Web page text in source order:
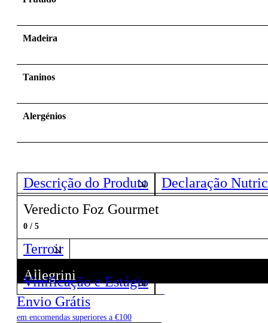
Madeira
Taninos
Alergénios
Descrição do Produto
Declaração
Veredicto Foz Gourmet
0 / 5
Terroir
Allegrini
Descubra todos os Vinhos deste Produtor!
Vinificação e Estágio
Envio Grátis
em encomendas superiores a €100